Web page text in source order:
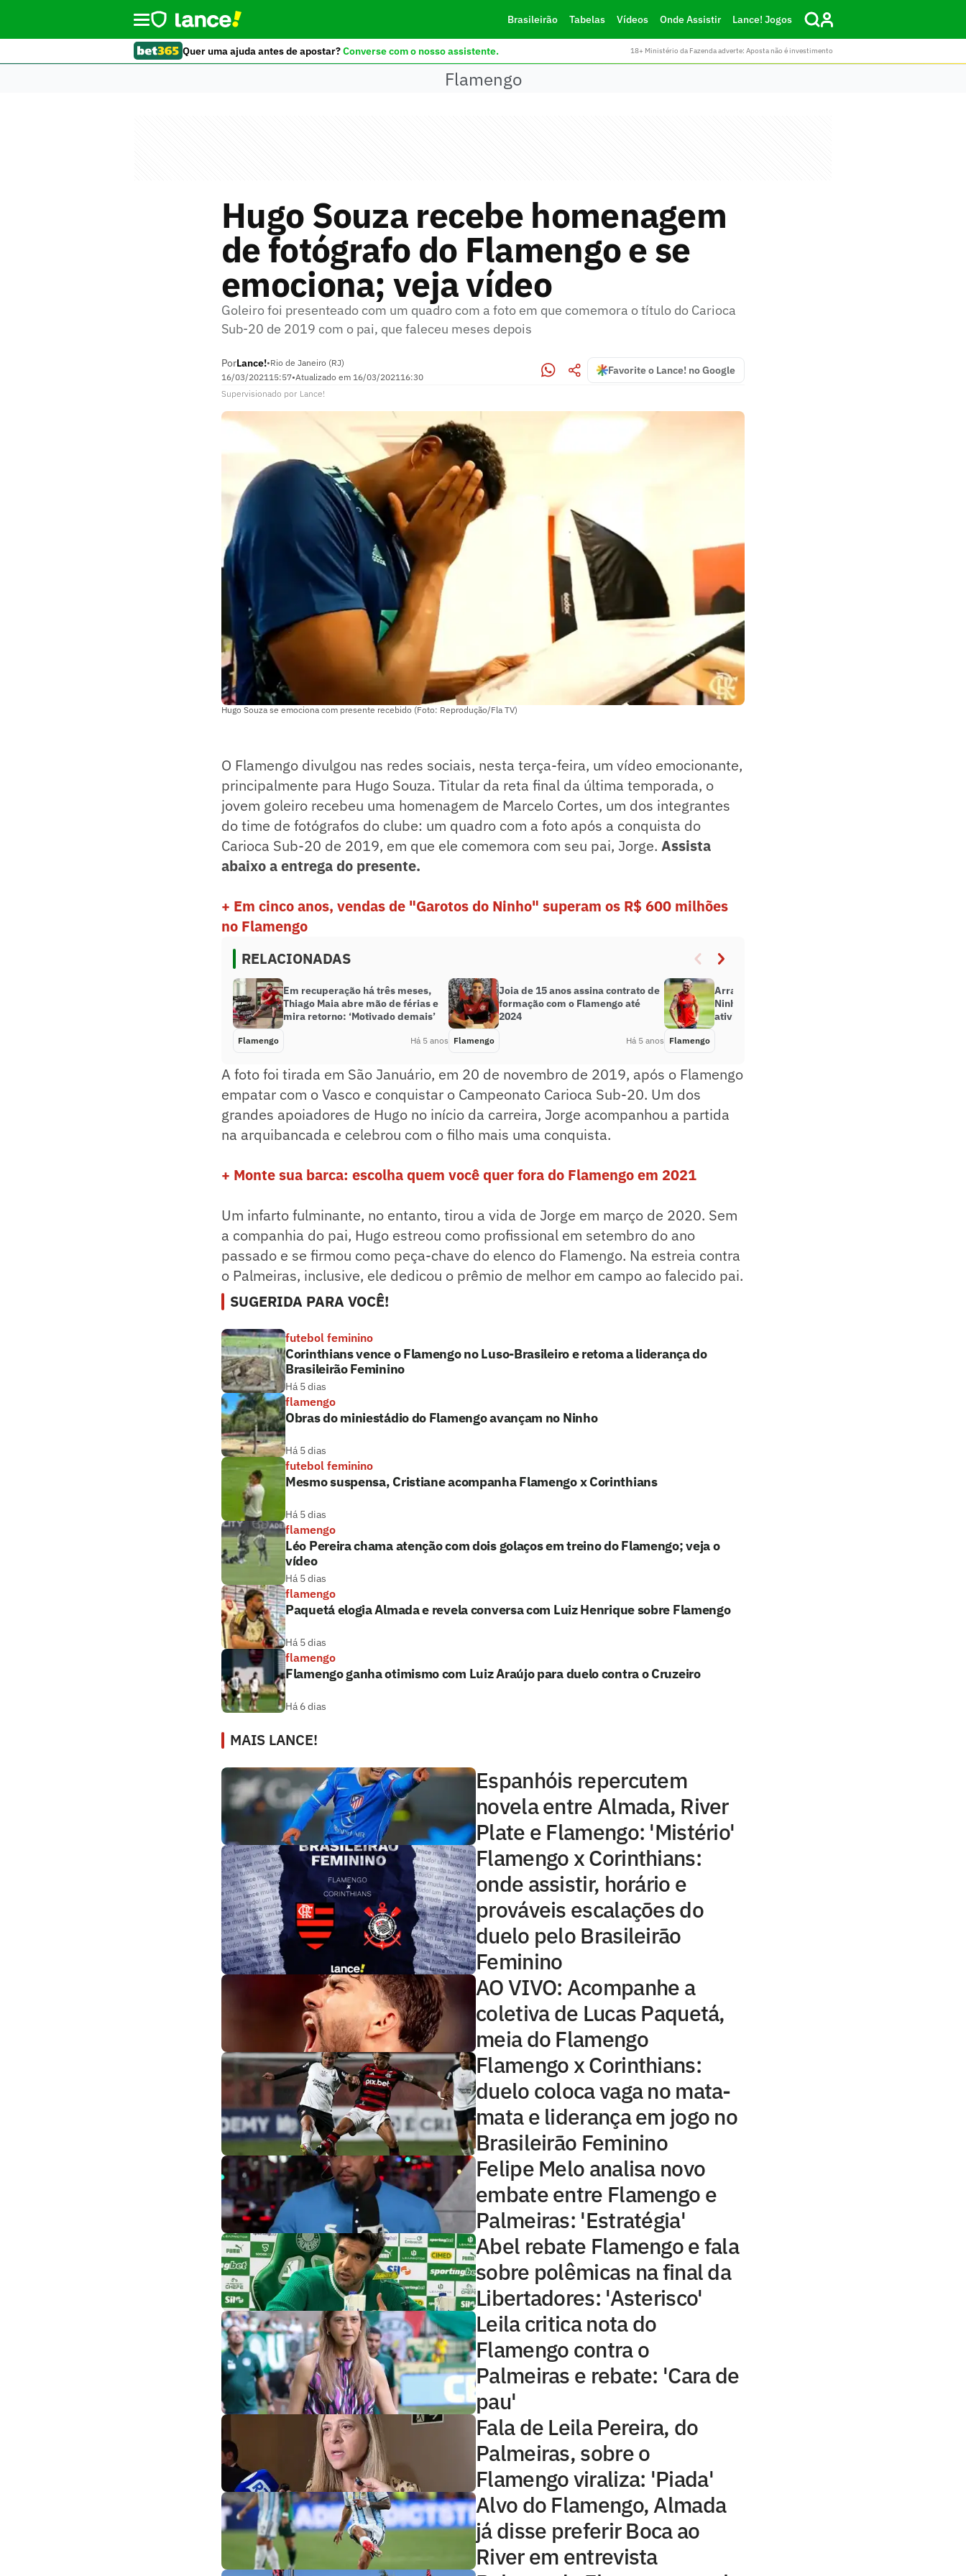
Brasileirão Tabelas Vídeos Onde Assistir Lance! Jogos
Quer uma ajuda antes de apostar?Converse com o nosso assistente. 18+ Ministério da Fazenda adverte: Aposta não é investimento
Flamengo
Hugo Souza recebe homenagem
de fotógrafo do Flamengo e se
emociona; veja vídeo
Goleiro foi presenteado com um quadro com a foto em que comemora o título do Carioca
Sub-20 de 2019 com o pai, que faleceu meses depois
PorLance!•Rio de Janeiro (RJ)
16/03/202115:57•Atualizado em 16/03/202116:30
Favorite o Lance! no Google
Supervisionado por Lance!
Hugo Souza se emociona com presente recebido (Foto: Reprodução/Fla TV)
O Flamengo divulgou nas redes sociais, nesta terça-feira, um vídeo emocionante,
principalmente para Hugo Souza. Titular da reta final da última temporada, o
jovem goleiro recebeu uma homenagem de Marcelo Cortes, um dos integrantes
do time de fotógrafos do clube: um quadro com a foto após a conquista do
Carioca Sub-20 de 2019, em que ele comemora com seu pai, Jorge. Assista
abaixo a entrega do presente.
+ Em cinco anos, vendas de "Garotos do Ninho" superam os R$ 600 milhões
no Flamengo
RELACIONADAS
Em recuperação há três meses,
Thiago Maia abre mão de férias e
mira retorno: ‘Motivado demais’
Flamengo Há 5 anos
Joia de 15 anos assina contrato de
formação com o Flamengo até
2024
Flamengo Há 5 anos
Arrascaeta se reapresenta no
Ninho do Urubu e participa de
atividade com elenco do Flamengo
Flamengo
A foto foi tirada em São Januário, em 20 de novembro de 2019, após o Flamengo
empatar com o Vasco e conquistar o Campeonato Carioca Sub-20. Um dos
grandes apoiadores de Hugo no início da carreira, Jorge acompanhou a partida
na arquibancada e celebrou com o filho mais uma conquista.
+ Monte sua barca: escolha quem você quer fora do Flamengo em 2021
Um infarto fulminante, no entanto, tirou a vida de Jorge em março de 2020. Sem
a companhia do pai, Hugo estreou como profissional em setembro do ano
passado e se firmou como peça-chave do elenco do Flamengo. Na estreia contra
o Palmeiras, inclusive, ele dedicou o prêmio de melhor em campo ao falecido pai.
SUGERIDA PARA VOCÊ!
futebol feminino
Corinthians vence o Flamengo no Luso-Brasileiro e retoma a liderança do
Brasileirão Feminino
Há 5 dias
flamengo
Obras do miniestádio do Flamengo avançam no Ninho
Há 5 dias
futebol feminino
Mesmo suspensa, Cristiane acompanha Flamengo x Corinthians
Há 5 dias
flamengo
Léo Pereira chama atenção com dois golaços em treino do Flamengo; veja o
vídeo
Há 5 dias
flamengo
Paquetá elogia Almada e revela conversa com Luiz Henrique sobre Flamengo
Há 5 dias
flamengo
Flamengo ganha otimismo com Luiz Araújo para duelo contra o Cruzeiro
Há 6 dias
MAIS LANCE!
Espanhóis repercutem
novela entre Almada, River
Plate e Flamengo: 'Mistério'
Flamengo x Corinthians:
onde assistir, horário e
prováveis escalações do
duelo pelo Brasileirão
Feminino
AO VIVO: Acompanhe a
coletiva de Lucas Paquetá,
meia do Flamengo
Flamengo x Corinthians:
duelo coloca vaga no mata-
mata e liderança em jogo no
Brasileirão Feminino
Felipe Melo analisa novo
embate entre Flamengo e
Palmeiras: 'Estratégia'
Abel rebate Flamengo e fala
sobre polêmicas na final da
Libertadores: 'Asterisco'
Leila critica nota do
Flamengo contra o
Palmeiras e rebate: 'Cara de
pau'
Fala de Leila Pereira, do
Palmeiras, sobre o
Flamengo viraliza: 'Piada'
Alvo do Flamengo, Almada
já disse preferir Boca ao
River em entrevista